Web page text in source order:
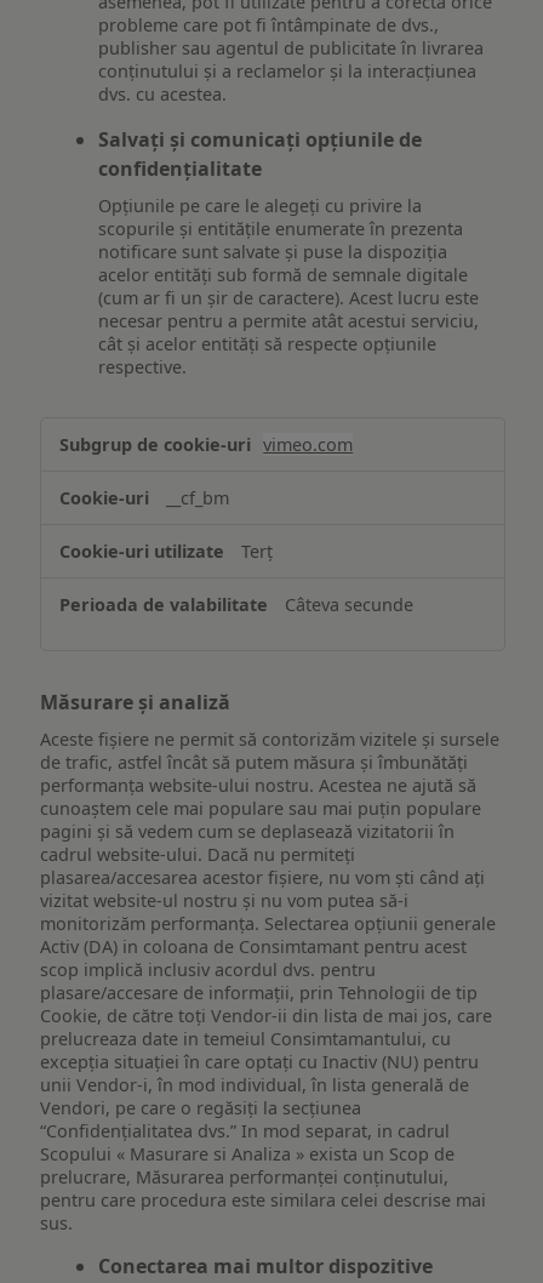
probleme care pot fi întâmpinate de dvs.,
publisher sau agentul de publicitate în livrarea
conținutului și a reclamelor și la interacțiunea
dvs. cu acestea.
Salvați și comunicați opțiunile de
confidențialitate
Opțiunile pe care le alegeți cu privire la
scopurile și entitățile enumerate în prezenta
notificare sunt salvate și puse la dispoziția
acelor entități sub formă de semnale digitale
(cum ar fi un șir de caractere). Acest lucru este
necesar pentru a permite atât acestui serviciu,
cât și acelor entități să respecte opțiunile
respective.
Asigurarea
funcționalităților
website-
ului
vimeo.com
__cf_bm
Terț
Câteva secunde
Măsurare și analiză
Aceste fișiere ne permit să contorizăm vizitele și sursele
de trafic, astfel încât să putem măsura și îmbunătăți
performanța website-ului nostru. Acestea ne ajută să
cunoaștem cele mai populare sau mai puțin populare
pagini și să vedem cum se deplasează vizitatorii în
cadrul website-ului. Dacă nu permiteți
plasarea/accesarea acestor fișiere, nu vom ști când ați
vizitat website-ul nostru și nu vom putea să-i
monitorizăm performanța. Selectarea opțiunii generale
Activ (DA) in coloana de Consimtamant pentru acest
scop implică inclusiv acordul dvs. pentru
plasare/accesare de informații, prin Tehnologii de tip
Cookie, de către toți Vendor-ii din lista de mai jos, care
prelucreaza date in temeiul Consimtamantului, cu
excepția situației în care optați cu Inactiv (NU) pentru
unii Vendor-i, în mod individual, în lista generală de
Vendori, pe care o regăsiți la secțiunea
“Confidențialitatea dvs.” In mod separat, in cadrul
Scopului « Masurare si Analiza » exista un Scop de
prelucrare, Măsurarea performanței conținutului,
pentru care procedura este similara celei descrise mai
sus.
Conectarea mai multor dispozitive